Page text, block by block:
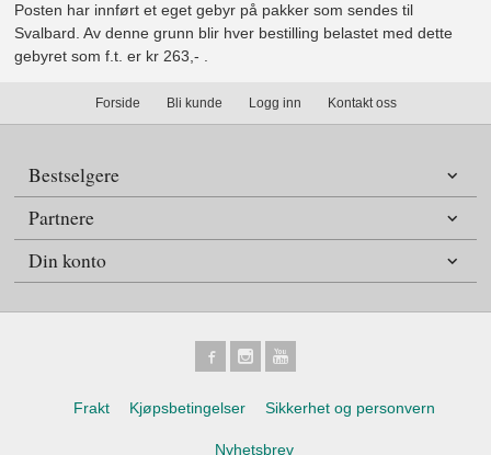
Posten har innført et eget gebyr på pakker som sendes til
Svalbard. Av denne grunn blir hver bestilling belastet med dette
gebyret som f.t. er kr 263,- .
Forside Bli kunde Logg inn Kontakt oss
Bestselgere
Partnere
Din konto
Frakt Kjøpsbetingelser Sikkerhet og personvern
Nyhetsbrev